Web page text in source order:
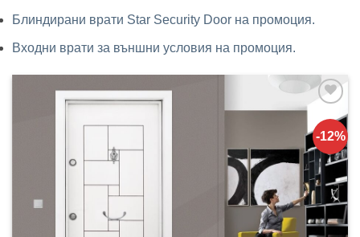
Блиндирани врати Star Security Door на промоция.
Входни врати за външни условия на промоция.
-12%
към
списъка с
харесани
продукти